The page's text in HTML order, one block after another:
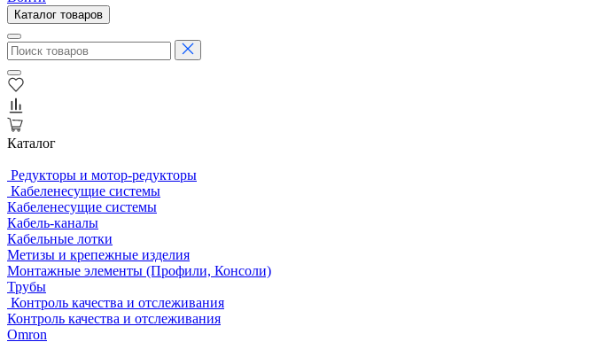
Каталог товаров
Каталог
Редукторы и мотор-редукторы
Кабеленесущие системы
Кабеленесущие системы
Кабель-каналы
Кабельные лотки
Метизы и крепежные изделия
Монтажные элементы (Профили, Консоли)
Трубы
Контроль качества и отслеживания
Контроль качества и отслеживания
Omron